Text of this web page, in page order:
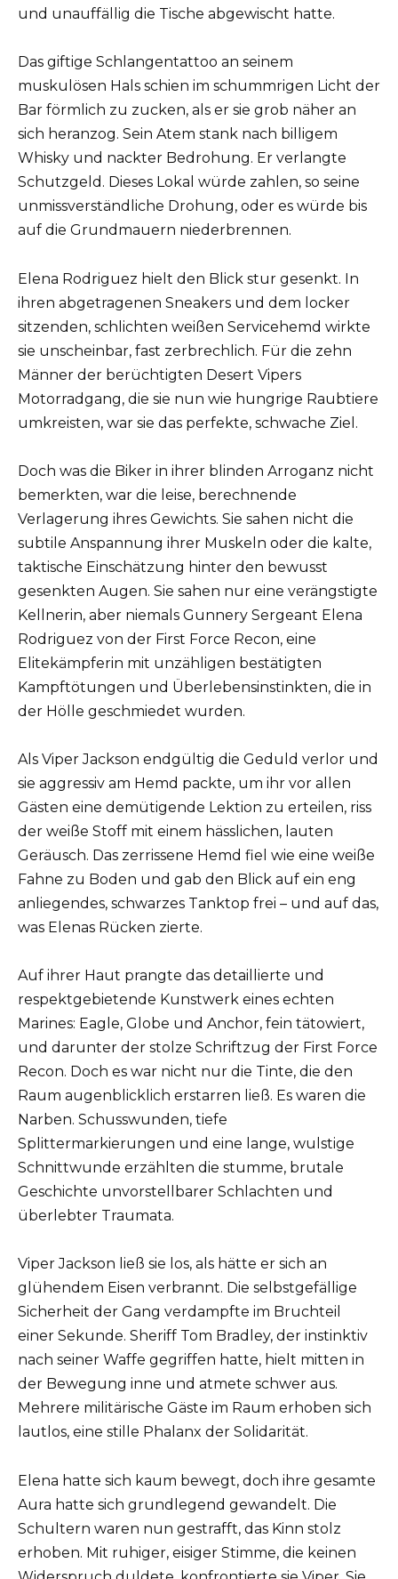
und unauffällig die Tische abgewischt hatte.
Das giftige Schlangentattoo an seinem
muskulösen Hals schien im schummrigen Licht der
Bar förmlich zu zucken, als er sie grob näher an
sich heranzog. Sein Atem stank nach billigem
Whisky und nackter Bedrohung. Er verlangte
Schutzgeld. Dieses Lokal würde zahlen, so seine
unmissverständliche Drohung, oder es würde bis
auf die Grundmauern niederbrennen.
Elena Rodriguez hielt den Blick stur gesenkt. In
ihren abgetragenen Sneakers und dem locker
sitzenden, schlichten weißen Servicehemd wirkte
sie unscheinbar, fast zerbrechlich. Für die zehn
Männer der berüchtigten Desert Vipers
Motorradgang, die sie nun wie hungrige Raubtiere
umkreisten, war sie das perfekte, schwache Ziel.
Doch was die Biker in ihrer blinden Arroganz nicht
bemerkten, war die leise, berechnende
Verlagerung ihres Gewichts. Sie sahen nicht die
subtile Anspannung ihrer Muskeln oder die kalte,
taktische Einschätzung hinter den bewusst
gesenkten Augen. Sie sahen nur eine verängstigte
Kellnerin, aber niemals Gunnery Sergeant Elena
Rodriguez von der First Force Recon, eine
Elitekämpferin mit unzähligen bestätigten
Kampftötungen und Überlebensinstinkten, die in
der Hölle geschmiedet wurden.
Als Viper Jackson endgültig die Geduld verlor und
sie aggressiv am Hemd packte, um ihr vor allen
Gästen eine demütigende Lektion zu erteilen, riss
der weiße Stoff mit einem hässlichen, lauten
Geräusch. Das zerrissene Hemd fiel wie eine weiße
Fahne zu Boden und gab den Blick auf ein eng
anliegendes, schwarzes Tanktop frei – und auf das,
was Elenas Rücken zierte.
Auf ihrer Haut prangte das detaillierte und
respektgebietende Kunstwerk eines echten
Marines: Eagle, Globe und Anchor, fein tätowiert,
und darunter der stolze Schriftzug der First Force
Recon. Doch es war nicht nur die Tinte, die den
Raum augenblicklich erstarren ließ. Es waren die
Narben. Schusswunden, tiefe
Splittermarkierungen und eine lange, wulstige
Schnittwunde erzählten die stumme, brutale
Geschichte unvorstellbarer Schlachten und
überlebter Traumata.
Viper Jackson ließ sie los, als hätte er sich an
glühendem Eisen verbrannt. Die selbstgefällige
Sicherheit der Gang verdampfte im Bruchteil
einer Sekunde. Sheriff Tom Bradley, der instinktiv
nach seiner Waffe gegriffen hatte, hielt mitten in
der Bewegung inne und atmete schwer aus.
Mehrere militärische Gäste im Raum erhoben sich
lautlos, eine stille Phalanx der Solidarität.
Elena hatte sich kaum bewegt, doch ihre gesamte
Aura hatte sich grundlegend gewandelt. Die
Schultern waren nun gestrafft, das Kinn stolz
erhoben. Mit ruhiger, eisiger Stimme, die keinen